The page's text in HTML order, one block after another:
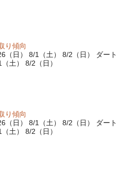
り傾向
（日） 8/1（土） 8/2（日） ダート
土） 8/2（日）
り傾向
（日） 8/1（土） 8/2（日） ダート
土） 8/2（日）